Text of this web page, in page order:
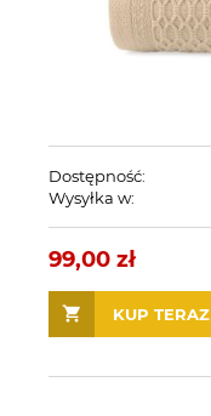
Dostępność:
Wysyłka w:
99,00 zł
KUP TERAZ